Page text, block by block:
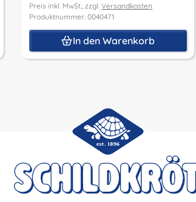
Preis inkl. MwSt., zzgl.Versandkosten
Produktnummer: 0040471
In den Warenkorb